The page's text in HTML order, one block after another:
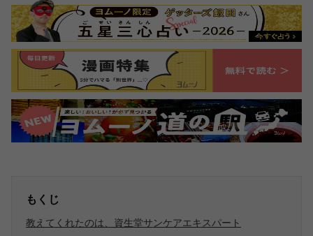
もくじ
教えてくれたのは、資生堂サンケアエキスパート